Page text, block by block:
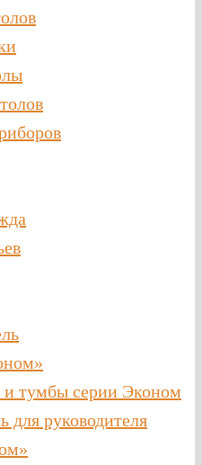
тумбы серии Эконом
для руководителя